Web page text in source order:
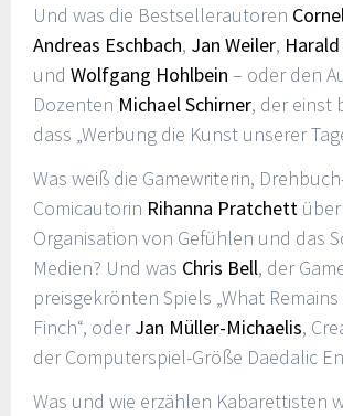
Und was die Bestsellerautoren
Andreas Eschbach, Jan Weiler,
und Wolfgang Hohlbein – oder den
Dozenten Michael Schirner, der einst
dass „Werbung die Kunst unserer
Was weiß die Gamewriterin,
Comicautorin Rihanna Pratchett
Organisation von Gefühlen und das
Medien? Und was Chris Bell, der
preisgekrönten Spiels „What
Finch“, oderJan Müller-Michaelis,
der Computerspiel-Größe Daedalic
Was und wie erzählen Kabarettisten